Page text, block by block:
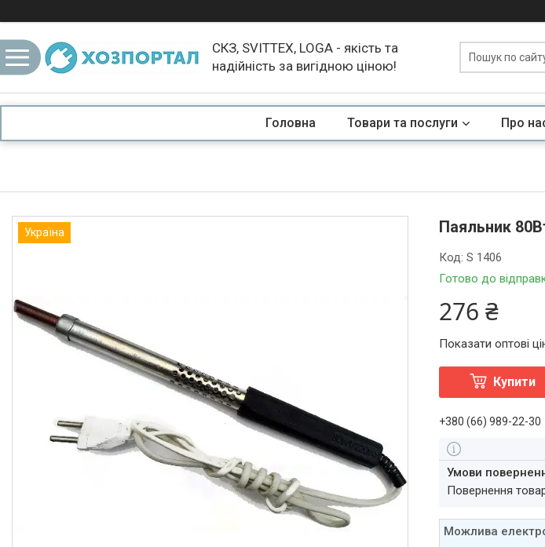
СКЗ, SVITTEX, LOGA - якість та
надійність за вигідною ціною!
Головна Товари та послуги Про
Україна Паяльник
Готово до
Код:S 1406
276 ₴
Показати оптові
Купити
+380 (66) 989-22-30
повернення